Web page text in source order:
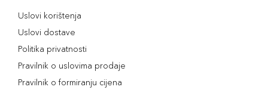
Uslovi korištenja
Uslovi dostave
Politika privatnosti
Pravilnik o uslovima prodaje
Pravilnik o formiranju cijena